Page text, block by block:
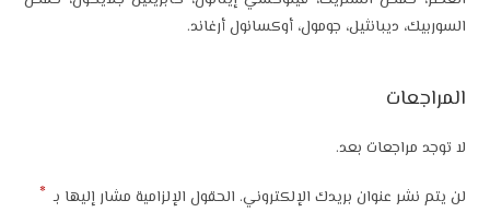
السوربيك، ديبانثيل، جومول، أوكسانول أرغاند.
المراجعات
لا توجد مراجعات بعد.
لن يتم نشر عنوان بريدك الإلكتروني. الحقول الإلزامية مشار إليها بـ *